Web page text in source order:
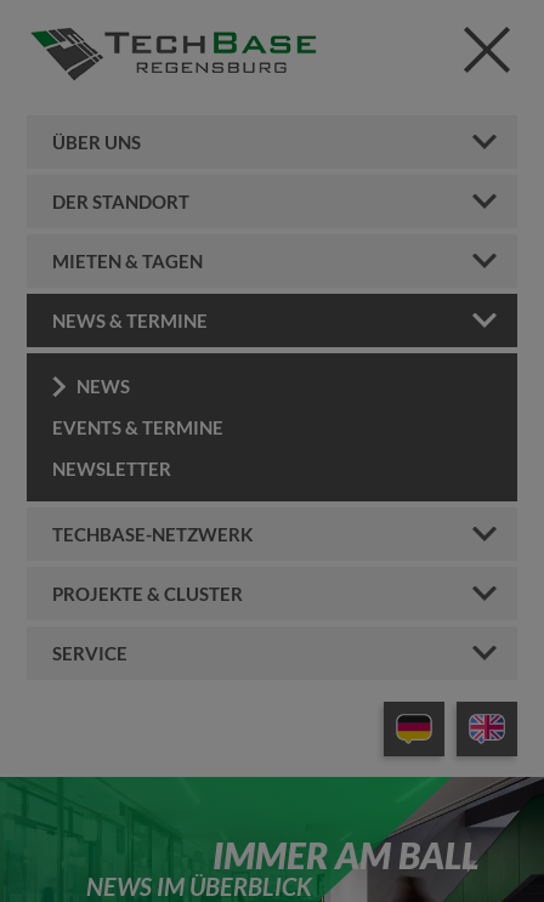
ÜBER UNS
DER STANDORT
MIETEN & TAGEN
NEWS & TERMINE
NEWS
EVENTS & TERMINE
NEWSLETTER
TECHBASE-NETZWERK
PROJEKTE & CLUSTER
SERVICE
IMMER AM BALL
NEWS IM ÜBERBLICK